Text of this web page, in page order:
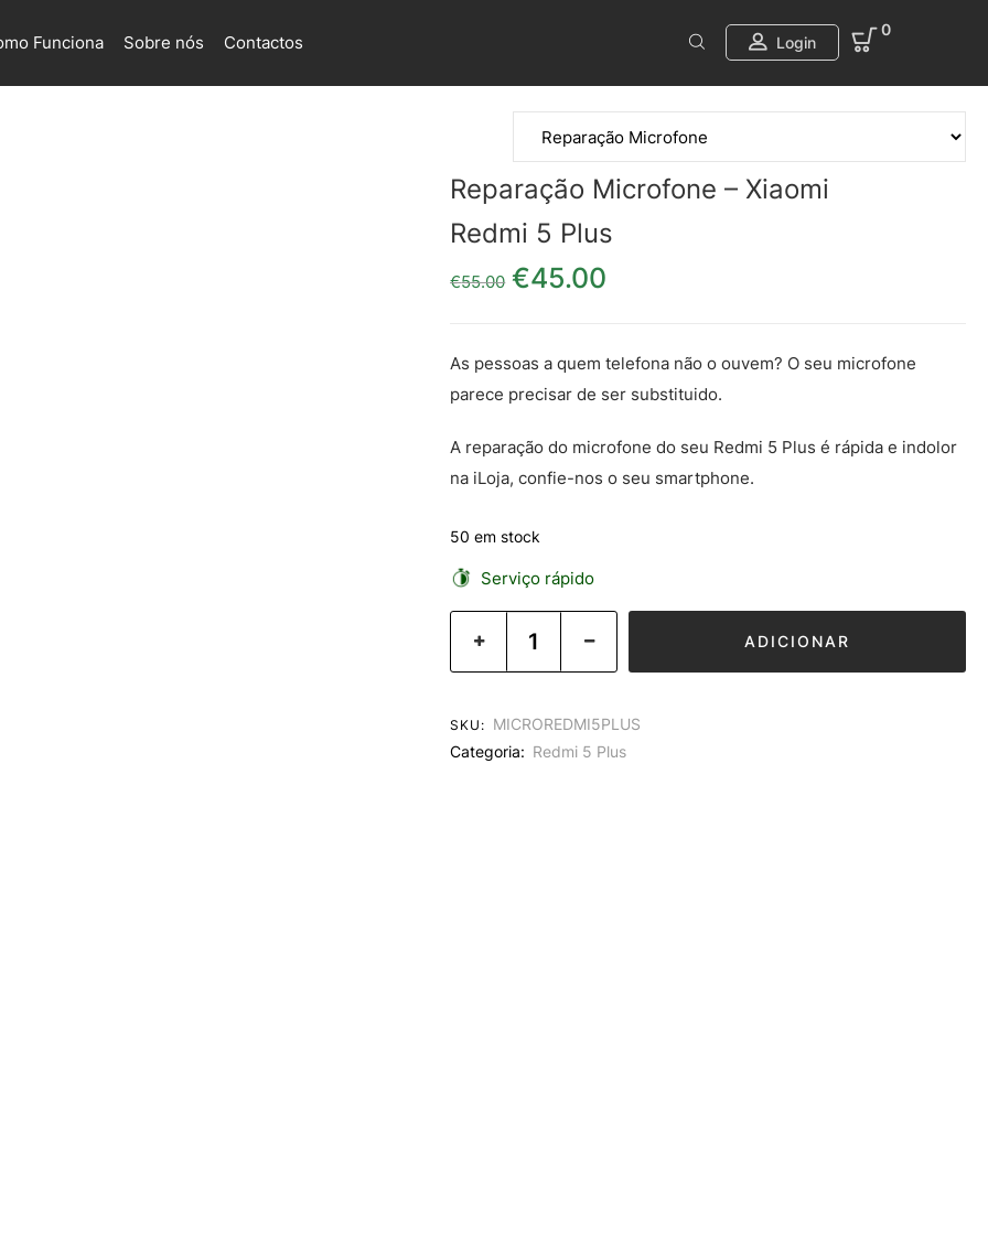
Funciona Sobre nós Contactos Login
0
Reparação Microfone – Xiaomi
Redmi 5 Plus
€55.00 O preço original era: €55.00.
€45.00
As pessoas a quem telefona não o ouvem? O seu microfone
parece precisar de ser substituido.
A reparação do microfone do seu Redmi 5 Plus é rápida e indolor
na iLoja, confie-nos o seu smartphone.
50 em stock
Serviço rápido
ADICIONAR
SKU: MICROREDMI5PLUS
Categoria: Redmi 5 Plus